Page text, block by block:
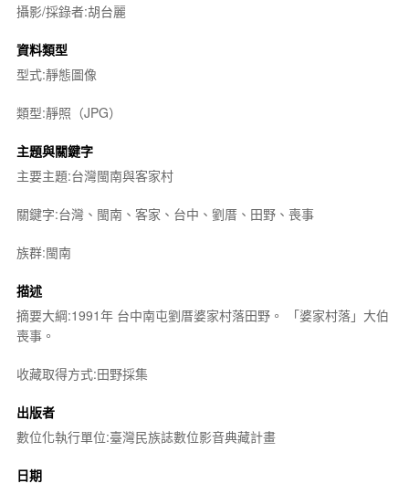
攝影/採錄者:胡台麗
資料類型
型式:靜態圖像
類型:靜照（JPG）
主題與關鍵字
主要主題:台灣閩南與客家村
關鍵字:台灣、閩南、客家、台中、劉厝、田野、喪事
族群:閩南
描述
摘要大綱:1991年 台中南屯劉厝婆家村落田野。 「婆家村落」大伯
喪事。
收藏取得方式:田野採集
出版者
數位化執行單位:臺灣民族誌數位影音典藏計畫
日期